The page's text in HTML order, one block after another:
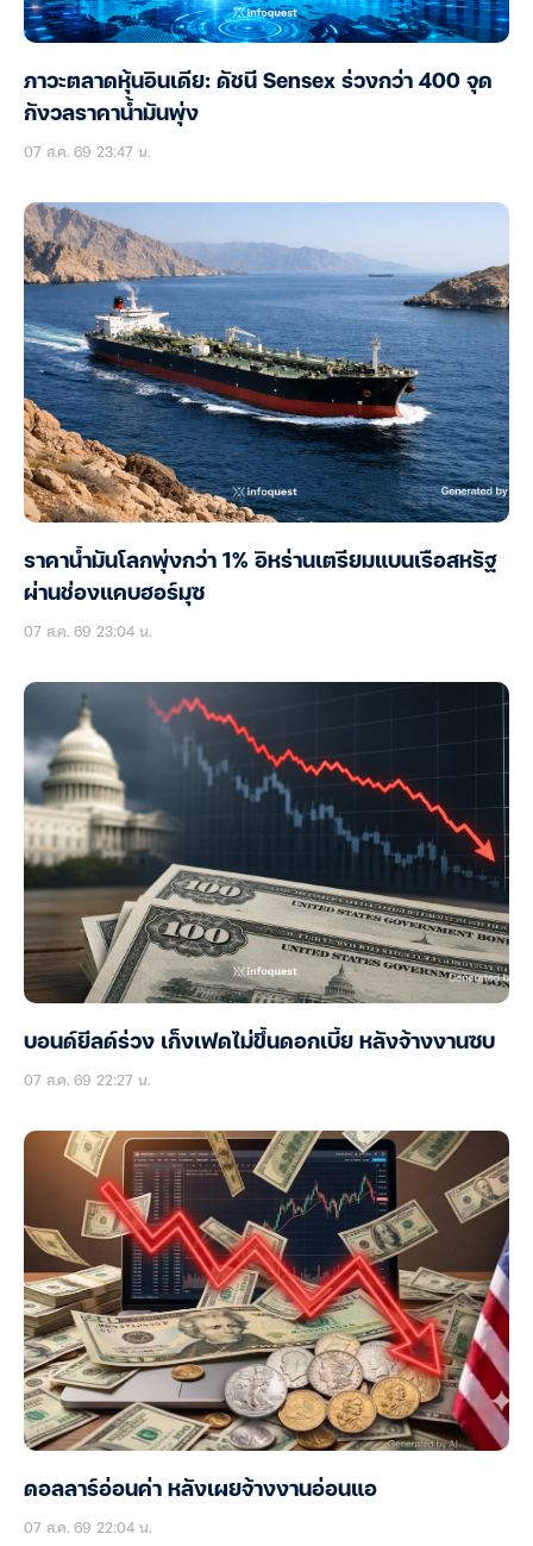
ภาวะตลาดหุ้นอินเดีย: ดัชนี Sensex ร่วงกว่า 400 จุด
กังวลราคาน้ำมันพุ่ง
07 ส.ค. 69 23:47 น.
ราคาน้ำมันโลกพุ่งกว่า 1% อิหร่านเตรียมแบนเรือสหรัฐ
ผ่านช่องแคบฮอร์มุซ
07 ส.ค. 69 23:04 น.
บอนด์ยีลด์ร่วง เก็งเฟดไม่ขึ้นดอกเบี้ย หลังจ้างงานซบ
07 ส.ค. 69 22:27 น.
ดอลลาร์อ่อนค่า หลังเผยจ้างงานอ่อนแอ
07 ส.ค. 69 22:04 น.